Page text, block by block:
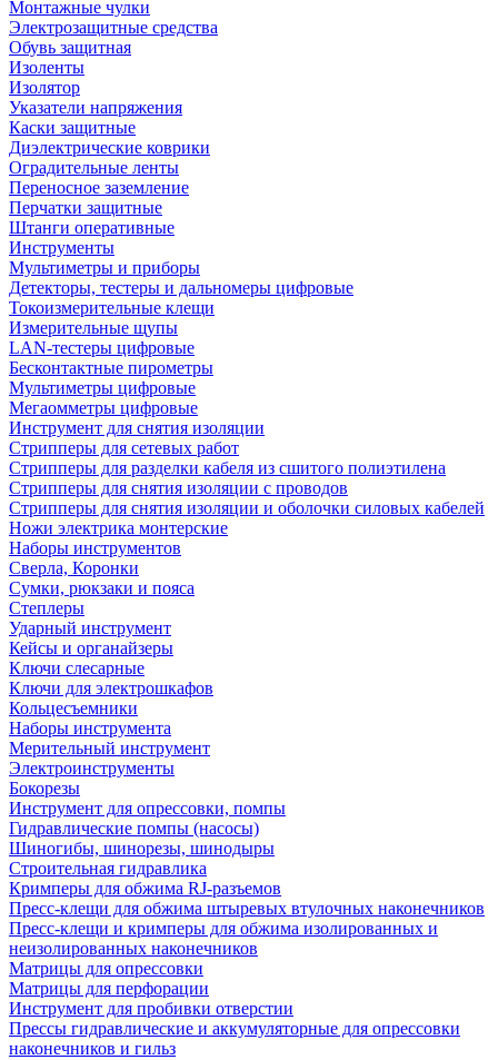
Монтажные чулки
Электрозащитные средства
Обувь защитная
Изоленты
Изолятор
Указатели напряжения
Каски защитные
Диэлектрические коврики
Оградительные ленты
Переносное заземление
Перчатки защитные
Штанги оперативные
Инструменты
Мультиметры и приборы
Детекторы, тестеры и дальномеры цифровые
Токоизмерительные клещи
Измерительные щупы
LAN-тестеры цифровые
Бесконтактные пирометры
Мультиметры цифровые
Мегаомметры цифровые
Инструмент для снятия изоляции
Стрипперы для сетевых работ
Стрипперы для разделки кабеля из сшитого полиэтилена
Cтрипперы для снятия изоляции с проводов
Стрипперы для снятия изоляции и оболочки силовых кабелей
Ножи электрика монтерские
Наборы инструментов
Сверла, Коронки
Сумки, рюкзаки и пояса
Степлеры
Ударный инструмент
Кейсы и органайзеры
Ключи слесарные
Ключи для электрошкафов
Кольцесъемники
Наборы инструмента
Мерительный инструмент
Электроинструменты
Бокорезы
Инструмент для опрессовки, помпы
Гидравлические помпы (насосы)
Шиногибы, шинорезы, шинодыры
Строительная гидравлика
Кримперы для обжима RJ-разъемов
Пресс-клещи для обжима штыревых втулочных наконечников
Пресс-клещи и кримперы для обжима изолированных и
неизолированных наконечников
Матрицы для опрессовки
Матрицы для перфорации
Инструмент для пробивки отверстии
Прессы гидравлические и аккумуляторные для опрессовки
наконечников и гильз